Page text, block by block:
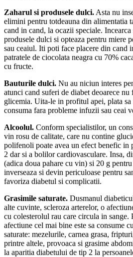
Zaharul si produsele dulci. Asta nu
elimini pentru totdeauna din alimentatia
cand in cand, la ocazii speciale.
produsele dulci si opteaza pentru miere
sau ceaiul. Iti poti face placere din cand
patratele de ciocolata neagra cu 70%
cu fructe.
Bauturile dulci. Nu au niciun interes
atunci cand suferi de diabet deoarece nu
glicemia. Uita-le in profitul apei, plata sa
consuma fara probleme infuzii sau ceai
Alcoolul. Conform specialistilor, un
vin rosu de calitate, care nu contine
polifenoli poate avea un efect benefic in
2 dar si a bolilor cardiovasculare. Insa,
(adica doua pahare cu vin) si 20 g
inverseaza si devin periculoase pentru
favoriza diabetul si complicatii.
Grasimile saturate. Dusmanul
alte cuvinte, scleroza arterelor, o
cu colesterolul rau care circula in sange.
afectiune cel mai bine este sa consume
saturate: mezelurile, carnea grasa,
printre altele, provoaca si grasime
la aparitia diabetului de tip 2 la